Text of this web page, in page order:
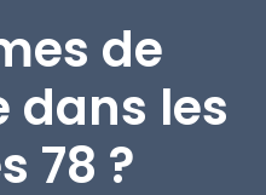
de
dans les
78 ?